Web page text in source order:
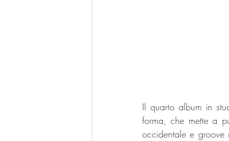
Il quarto album in
forma, che mette a
occidentale e